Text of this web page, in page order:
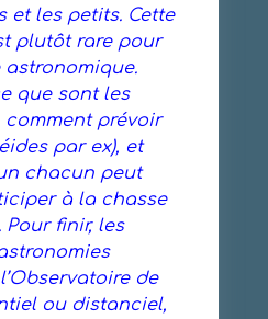
et les petits. Cette
plutôt rare pour
astronomique.
que sont les
prévoir
par ex), et
chacun peut
à la chasse
Pour finir, les
de
ou distanciel,